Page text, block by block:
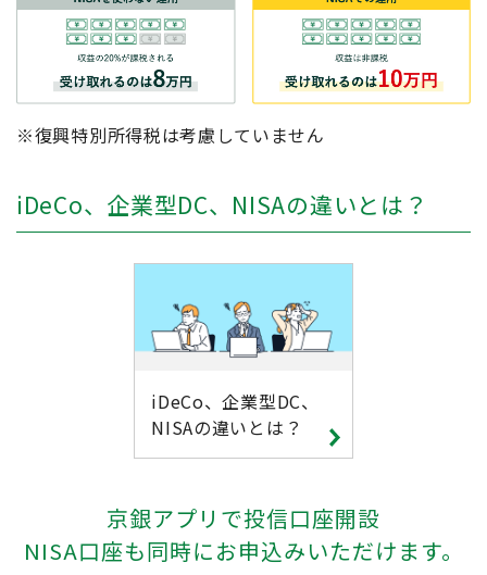
※復興特別所得税は考慮していません
iDeCo、企業型DC、NISAの違いとは？
iDeCo、企業型DC、
NISAの違いとは？
京銀アプリで投信口座開設
NISA口座も同時にお申込みいただけます。